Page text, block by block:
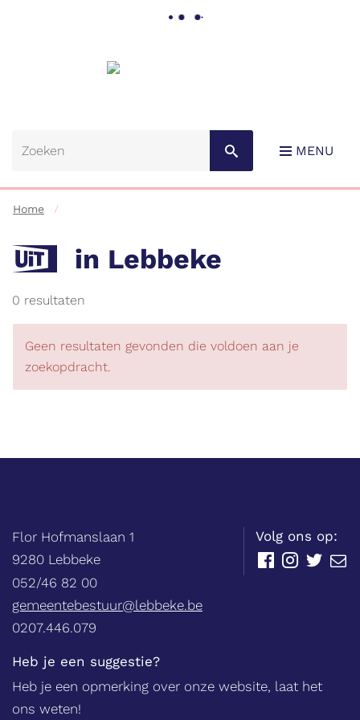
content
MENU
Home
UiT
in Lebbeke
RSS
0 resultaten
Geen resultaten gevonden die voldoen aan je
zoekopdracht.
Balie
Adres
Flor Hofmanslaan 1
,9280 Lebbeke
052/46 82 00
E-
mail
gemeentebestuur@lebbeke.be
Ondernemingsnummer
0207.446.079
Heb je een suggestie?
Heb je een opmerking over onze website, laat het
ons weten!
Volg ons op:
FacebookInstagram
Twitter
E-